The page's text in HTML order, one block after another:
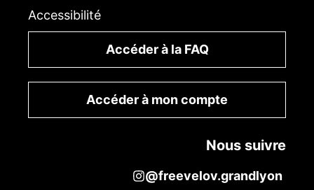
Accessibilité
Accéder à la FAQ
Accéder à mon compte
Nous suivre
@freevelov.grandlyon